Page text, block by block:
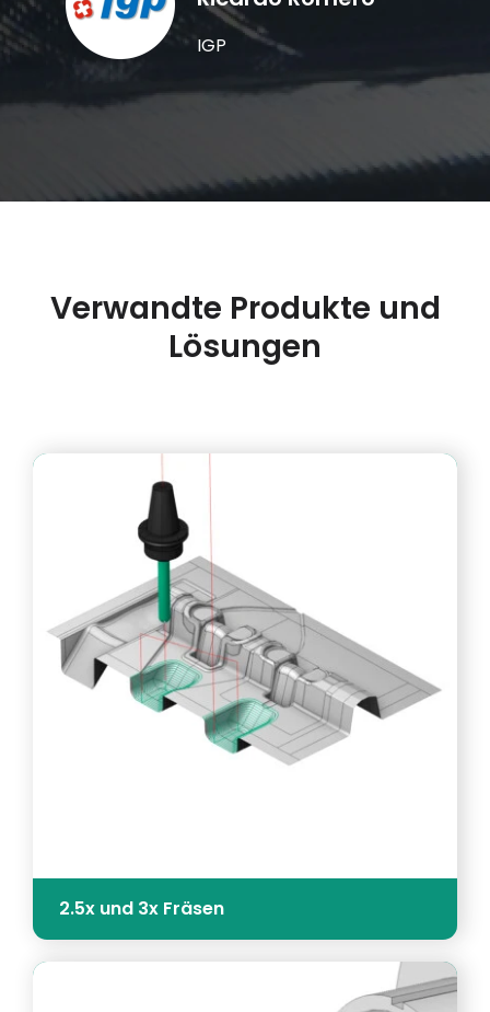
IGP
Verwandte Produkte und
Lösungen
2.5x und 3x Fräsen